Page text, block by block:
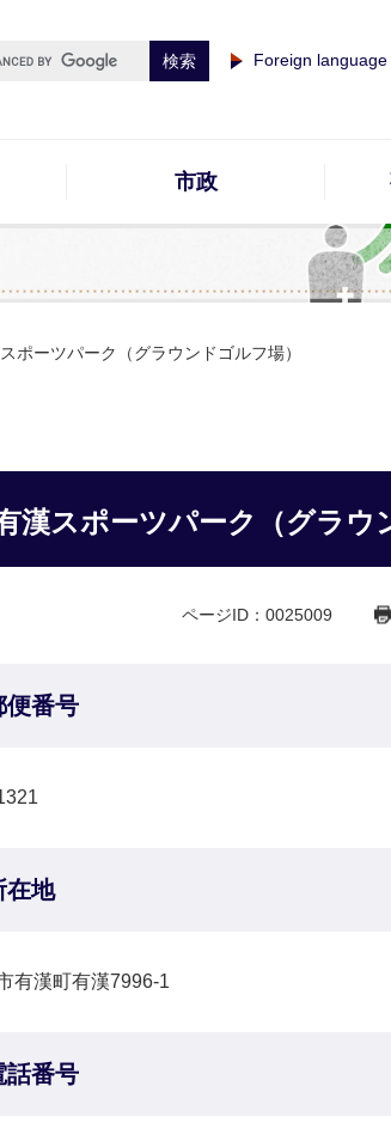
Foreign language
市政
ポーツパーク（グラウンドゴルフ場）
漢スポーツパーク（グラウ
ページID：0025009
便番号
在地
有漢町有漢7996-1
話番号